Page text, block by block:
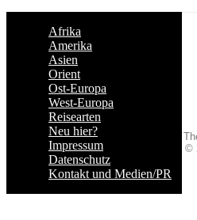
Afrika
Amerika
Asien
Orient
Ost-Europa
West-Europa
Reisearten
Neu hier?
Impressum
Datenschutz
Kontakt und Medien/PR
©